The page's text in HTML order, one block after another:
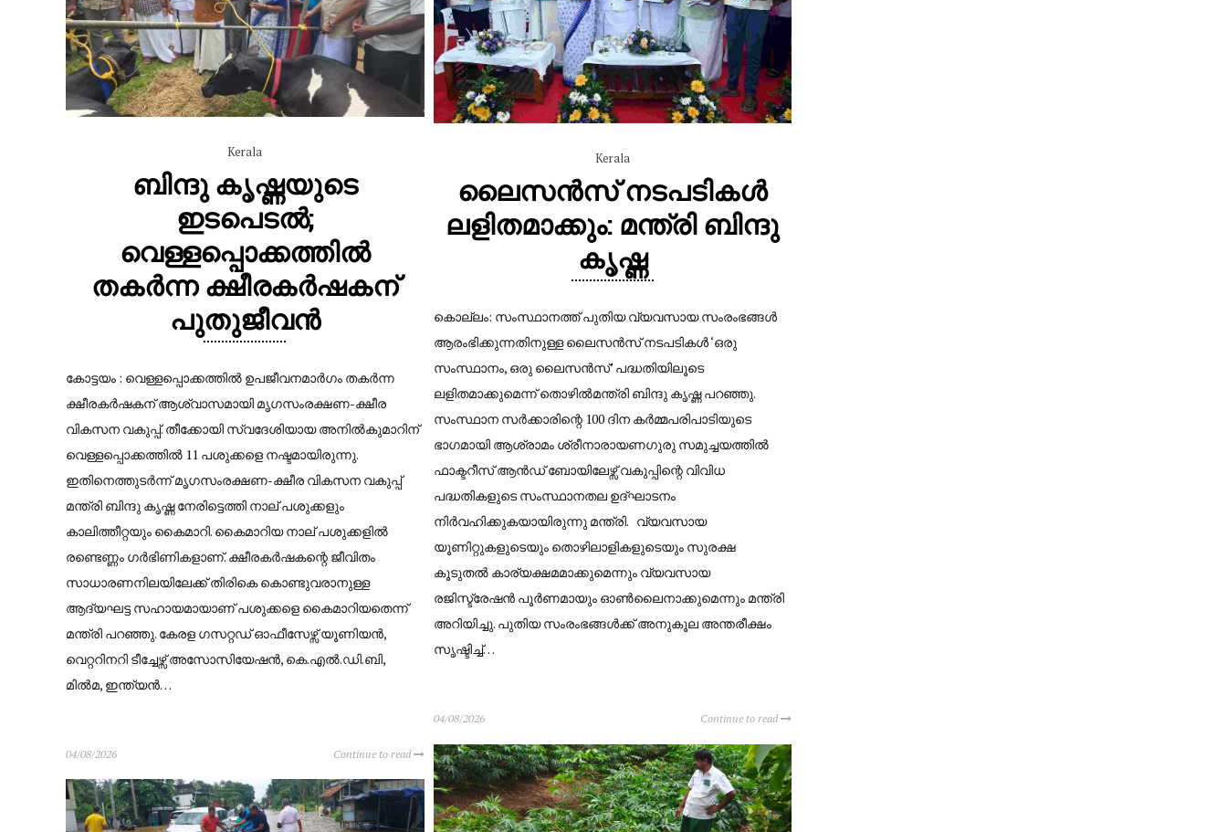
Kerala
ലൈസൻസ് നടപടികൾ
ലളിതമാക്കും: മന്ത്രി ബിന്ദു
കൃഷ്ണ
കൊല്ലം: സംസ്ഥാനത്ത് പുതിയ വ്യവസായ സംരംഭങ്ങൾ
ആരംഭിക്കുന്നതിനുള്ള ലൈസൻസ് നടപടികൾ ‘ഒരു
സംസ്ഥാനം, ഒരു ലൈസൻസ്’ പദ്ധതിയിലൂടെ
ലളിതമാക്കുമെന്ന് തൊഴിൽമന്ത്രി ബിന്ദു കൃഷ്ണ പറഞ്ഞു.
സംസ്ഥാന സർക്കാരിന്റെ 100 ദിന കർമ്മപരിപാടിയുടെ
ഭാഗമായി ആശ്രാമം ശ്രീനാരായണഗുരു സമുച്ചയത്തിൽ
ഫാക്ടറീസ് ആൻഡ് ബോയിലേഴ്സ് വകുപ്പിന്റെ വിവിധ
പദ്ധതികളുടെ സംസ്ഥാനതല ഉദ്ഘാടനം
നിർവഹിക്കുകയായിരുന്നു മന്ത്രി. വ്യവസായ
യൂണിറ്റുകളുടെയും തൊഴിലാളികളുടെയും സുരക്ഷ
കൂടുതൽ കാര്യക്ഷമമാക്കുമെന്നും വ്യവസായ
രജിസ്ട്രേഷൻ പൂർണമായും ഓൺലൈനാക്കുമെന്നും മന്ത്രി
അറിയിച്ചു. പുതിയ സംരംഭങ്ങൾക്ക് അനുകൂല അന്തരീക്ഷം
സൃഷ്ടിച്ച്…
04/08/2026 Continue to read
Kerala
ബിന്ദു കൃഷ്ണയുടെ
ഇടപെടൽ;
വെള്ളപ്പൊക്കത്തിൽ
തകർന്ന ക്ഷീരകർഷകന്
പുതുജീവൻ
കോട്ടയം : വെള്ളപ്പൊക്കത്തിൽ ഉപജീവനമാർഗം തകർന്ന
ക്ഷീരകർഷകന് ആശ്വാസമായി മൃഗസംരക്ഷണ-ക്ഷീര
വികസന വകുപ്പ്. തീക്കോയി സ്വദേശിയായ അനിൽകുമാറിന്
വെള്ളപ്പൊക്കത്തിൽ 11 പശുക്കളെ നഷ്ടമായിരുന്നു.
ഇതിനെത്തുടർന്ന് മൃഗസംരക്ഷണ-ക്ഷീര വികസന വകുപ്പ്
മന്ത്രി ബിന്ദു കൃഷ്ണ നേരിട്ടെത്തി നാല് പശുക്കളും
കാലിത്തീറ്റയും കൈമാറി. കൈമാറിയ നാല് പശുക്കളിൽ
രണ്ടെണ്ണം ഗർഭിണികളാണ്. ക്ഷീരകർഷകന്റെ ജീവിതം
സാധാരണനിലയിലേക്ക് തിരികെ കൊണ്ടുവരാനുള്ള
ആദ്യഘട്ട സഹായമായാണ് പശുക്കളെ കൈമാറിയതെന്ന്
മന്ത്രി പറഞ്ഞു. കേരള ഗസറ്റഡ് ഓഫീസേഴ്സ് യൂണിയൻ,
വെറ്ററിനറി ടീച്ചേഴ്സ് അസോസിയേഷൻ, കെ.എൽ.ഡി.ബി,
മിൽമ, ഇന്ത്യൻ…
04/08/2026 Continue to read